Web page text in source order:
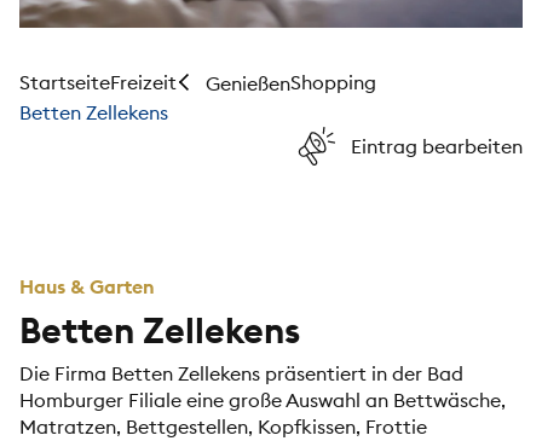
StartseiteFreizeit GenießenShopping
Betten Zellekens
Eintrag bearbeiten
Haus & Garten
Betten Zellekens
Die Firma Betten Zellekens präsentiert in der Bad
Homburger Filiale eine große Auswahl an Bettwäsche,
Matratzen, Bettgestellen, Kopfkissen, Frottie